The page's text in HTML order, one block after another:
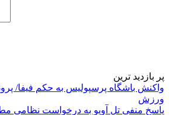
پر بازدید ترین
واکنش باشگاه پرسپولیس به حکم فیفا/
ورزش
پاسخ منفی تل آویو به درخواست نظامی